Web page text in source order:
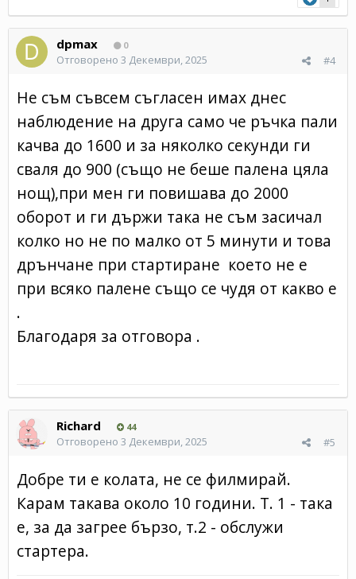
dpmax 0
#4
Отговорено 3 Декември, 2025
Не съм съвсем съгласен имах днес
наблюдение на друга само че ръчка пали
качва до 1600 и за няколко секунди ги
сваля до 900 (също не беше палена цяла
нощ),при мен ги повишава до 2000
оборот и ги държи така не съм засичал
колко но не по малко от 5 минути и това
дрънчане при стартиране което не е
при всяко палене също се чудя от какво е
.
Благодаря за отговора .
Richard 44
#5
Отговорено 3 Декември, 2025
Добре ти е колата, не се филмирай.
Карам такава около 10 години. Т. 1 - така
е, за да загрее бързо, т.2 - обслужи
стартера.